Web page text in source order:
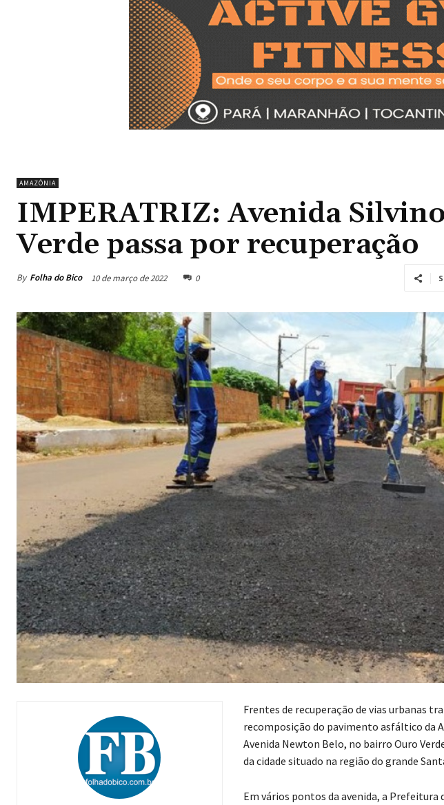
AMAZÔNIA
IMPERATRIZ: Avenida
Verde passa por recuperação
By Folha do Bico 10 de março de 2022 0
Frentes de recuperação de vias urbanas
recomposição do pavimento asfáltico da
Avenida Newton Belo, no bairro Ouro
da cidade situado na região do grande
Em vários pontos da avenida, a